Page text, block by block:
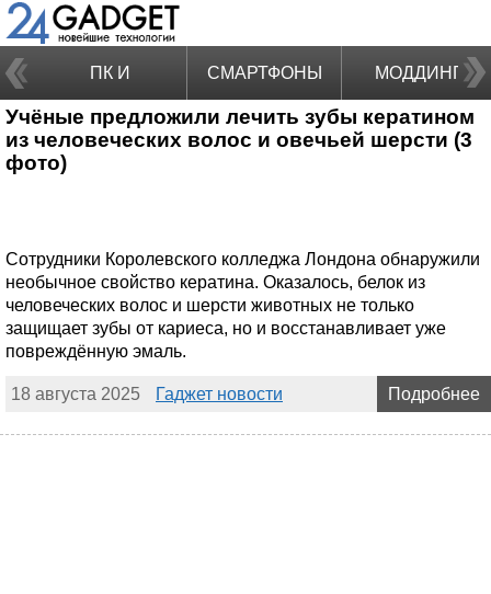
ПК И
НОУТБУКИ
СМАРТФОНЫ МОДДИНГ
Учёные предложили лечить зубы кератином
из человеческих волос и овечьей шерсти (3
фото)
Сотрудники Королевского колледжа Лондона обнаружили
необычное свойство кератина. Оказалось, белок из
человеческих волос и шерсти животных не только
защищает зубы от кариеса, но и восстанавливает уже
повреждённую эмаль.
18 августа 2025 Гаджет новости Подробнее